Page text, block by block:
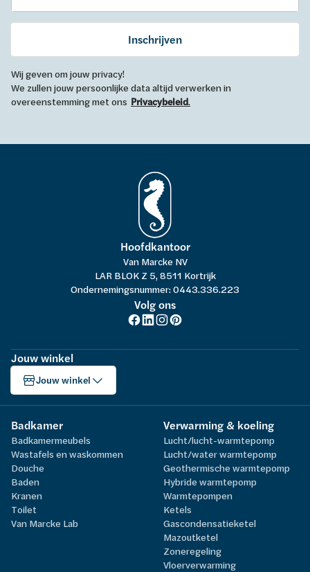
Inschrijven
Wij geven om jouw privacy!
We zullen jouw persoonlijke data altijd verwerken in
overeenstemming met ons Privacybeleid.
Hoofdkantoor
Van Marcke NV
LAR BLOK Z 5, 8511 Kortrijk
Ondernemingsnummer: 0443.336.223
Volg ons
Jouw winkel
Jouw winkel
Badkamer
Badkamermeubels
Wastafels en waskommen
Douche
Baden
Kranen
Toilet
Van Marcke Lab
Verwarming & koeling
Lucht/lucht-warmtepomp
Lucht/water warmtepomp
Geothermische warmtepomp
Hybride warmtepomp
Warmtepompen
Ketels
Gascondensatieketel
Mazoutketel
Zoneregeling
Vloerverwarming